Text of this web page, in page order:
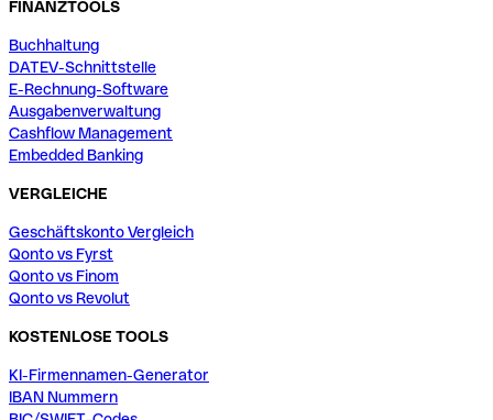
FINANZTOOLS
Buchhaltung
DATEV-Schnittstelle
E-Rechnung-Software
Ausgabenverwaltung
Cashflow Management
Embedded Banking
VERGLEICHE
Geschäftskonto Vergleich
Qonto vs Fyrst
Qonto vs Finom
Qonto vs Revolut
KOSTENLOSE TOOLS
KI-Firmennamen-Generator
IBAN Nummern